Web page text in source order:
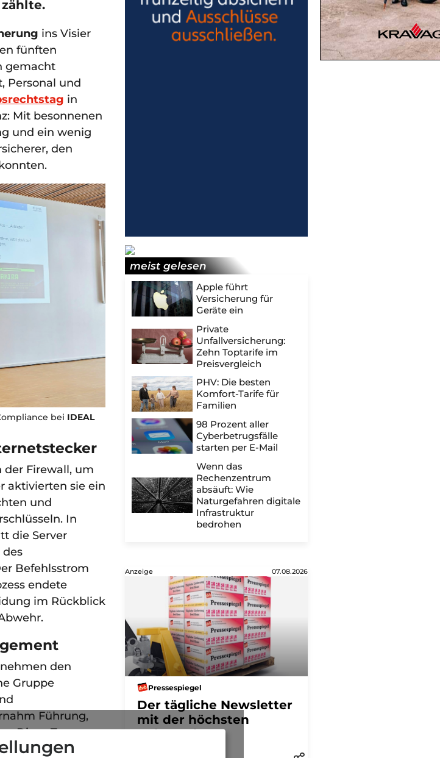
ins Visier
fünften
gemacht
Personal und
in
Mit besonnenen
und ein wenig
den
bei IDEAL
der Firewall, um
aktivierten sie ein
und
In
die Server
Befehlsstrom
endete
im Rückblick
den
Gruppe
Führung,
Diese Trennung
Störung
meist gelesen
Apple führt
Versicherung für
Geräte ein
Private
Unfallversicherung:
Zehn Toptarife im
Preisvergleich
PHV: Die besten
Komfort-Tarife für
Familien
98 Prozent aller
Cyberbetrugsfälle
starten per E-Mail
Wenn das
Rechenzentrum
absäuft: Wie
Naturgefahren digitale
Infrastruktur
bedrohen
Anzeige 07.08.2026
Pressespiegel
Der tägliche Newsletter
mit der höchsten
Reichweite